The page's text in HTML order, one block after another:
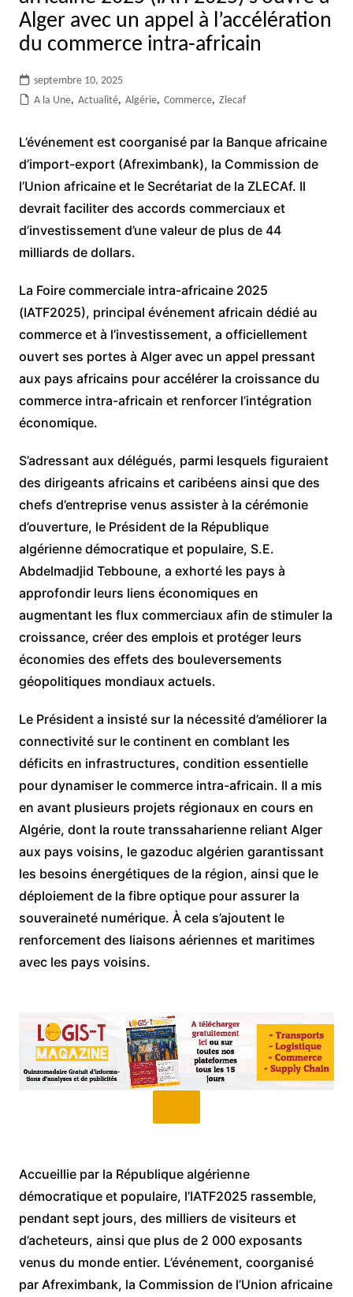
Alger avec un appel à l’accélération
du commerce intra-africain
septembre 10, 2025
A la Une, Actualité, Algérie, Commerce, Zlecaf
L’événement est coorganisé par la Banque africaine
d’import-export (Afreximbank), la Commission de
l’Union africaine et le Secrétariat de la ZLECAf. Il
devrait faciliter des accords commerciaux et
d’investissement d’une valeur de plus de 44
milliards de dollars.
La Foire commerciale intra-africaine 2025
(IATF2025), principal événement africain dédié au
commerce et à l’investissement, a officiellement
ouvert ses portes à Alger avec un appel pressant
aux pays africains pour accélérer la croissance du
commerce intra-africain et renforcer l’intégration
économique.
S’adressant aux délégués, parmi lesquels figuraient
des dirigeants africains et caribéens ainsi que des
chefs d’entreprise venus assister à la cérémonie
d’ouverture, le Président de la République
algérienne démocratique et populaire, S.E.
Abdelmadjid Tebboune, a exhorté les pays à
approfondir leurs liens économiques en
augmentant les flux commerciaux afin de stimuler la
croissance, créer des emplois et protéger leurs
économies des effets des bouleversements
géopolitiques mondiaux actuels.
Le Président a insisté sur la nécessité d’améliorer la
connectivité sur le continent en comblant les
déficits en infrastructures, condition essentielle
pour dynamiser le commerce intra-africain. Il a mis
en avant plusieurs projets régionaux en cours en
Algérie, dont la route transsaharienne reliant Alger
aux pays voisins, le gazoduc algérien garantissant
les besoins énergétiques de la région, ainsi que le
déploiement de la fibre optique pour assurer la
souveraineté numérique. À cela s’ajoutent le
renforcement des liaisons aériennes et maritimes
avec les pays voisins.
Accueillie par la République algérienne
démocratique et populaire, l’IATF2025 rassemble,
pendant sept jours, des milliers de visiteurs et
d’acheteurs, ainsi que plus de 2 000 exposants
venus du monde entier. L’événement, coorganisé
par Afreximbank, la Commission de l’Union africaine